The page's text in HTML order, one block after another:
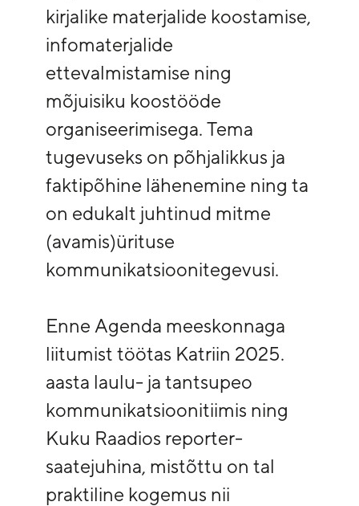
kirjalike materjalide koostamise,
infomaterjalide
ettevalmistamise ning
mõjuisiku koostööde
organiseerimisega. Tema
tugevuseks on põhjalikkus ja
faktipõhine lähenemine ning ta
on edukalt juhtinud mitme
(avamis)ürituse
kommunikatsioonitegevusi.
Enne Agenda meeskonnaga
liitumist töötas Katriin 2025.
aasta laulu- ja tantsupeo
kommunikatsioonitiimis ning
Kuku Raadios reporter-
saatejuhina, mistõttu on tal
praktiline kogemus nii